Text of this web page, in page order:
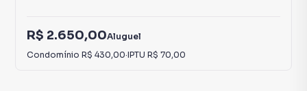
R$ 2.650,00Aluguel
Condomínio R$ 430,00·IPTU R$ 70,00